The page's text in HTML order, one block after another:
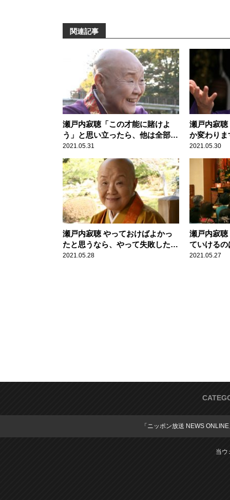
関連記事
瀬戸内寂聴「この才能に賭けよ
う」と思い立ったら、他は全部捨
てましょう
2021.05.31
瀬戸内寂
か変わりま
2021.05.30
瀬戸内寂聴 やっておけばよかっ
たと思うなら、やって失敗したほ
うがいいです
2021.05.28
瀬戸内寂
ていける
計らいです
2021.05.27
「ニッポン放送 NEWS
当ウ